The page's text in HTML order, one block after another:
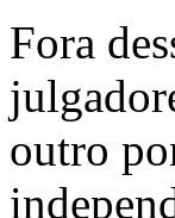
Fora
outro